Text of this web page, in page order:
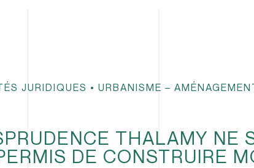
JURIDIQUES • URBANISME –
THALAMY NE
DE CONSTRUIRE